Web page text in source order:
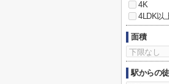
4K
4LDK以
面積
駅からの